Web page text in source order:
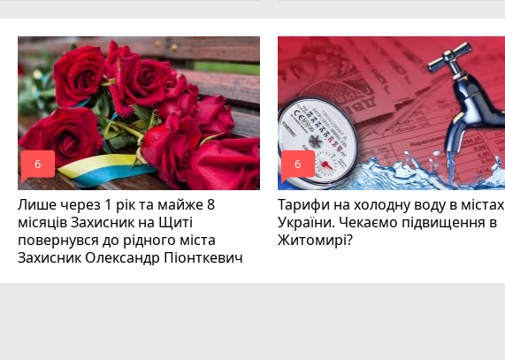
Лише через 1 рік та майже 8
місяців Захисник на Щиті
повернувся до рідного міста
Захисник Олександр Піонткевич
mode_comment
6
Тарифи на холодну воду в містах
України. Чекаємо підвищення в
Житомирі?
mode_comment
6